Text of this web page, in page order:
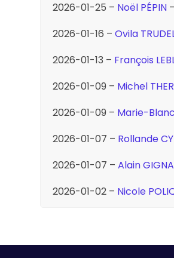
2026-01-25 – Noël PÉPIN
2026-01-16 –Ovila
2026-01-13 – François
2026-01-09 – Michel
2026-01-09 – Marie-
2026-01-07 – Rollande
2026-01-07 –Alain
2026-01-02 – Nicole